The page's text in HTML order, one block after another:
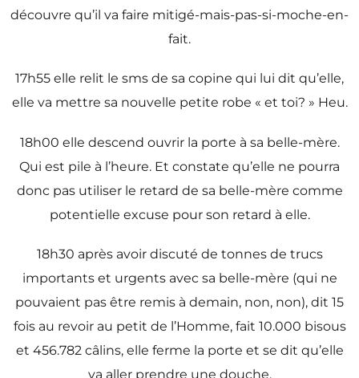
découvre qu’il va faire mitigé-mais-pas-si-moche-en-
fait.
17h55 elle relit le sms de sa copine qui lui dit qu’elle,
elle va mettre sa nouvelle petite robe « et toi? » Heu.
18h00 elle descend ouvrir la porte à sa belle-mère.
Qui est pile à l’heure. Et constate qu’elle ne pourra
donc pas utiliser le retard de sa belle-mère comme
potentielle excuse pour son retard à elle.
18h30 après avoir discuté de tonnes de trucs
importants et urgents avec sa belle-mère (qui ne
pouvaient pas être remis à demain, non, non), dit 15
fois au revoir au petit de l’Homme, fait 10.000 bisous
et 456.782 câlins, elle ferme la porte et se dit qu’elle
va aller prendre une douche.